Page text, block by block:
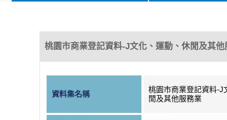
桃園市商業登記資料-J文化、運動、休閒及其他
資料集名稱
桃園市商業登記資料-J
閒及其他服務業